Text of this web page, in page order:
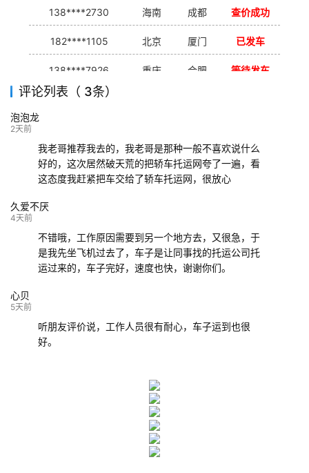
138****2730 海南 成都 查价成功
182****1105 北京 厦门 已发车
138****7926 重庆 合肥 等待发车
139****9233
评论列表（ 3条）
泡泡龙
2天前
我老哥推荐我去的，我老哥是那种一般不喜欢说什么
好的，这次居然破天荒的把轿车托运网夸了一遍，看
这态度我赶紧把车交给了轿车托运网，很放心
久爱不厌
4天前
不错哦，工作原因需要到另一个地方去，又很急，于
是我先坐飞机过去了，车子是让同事找的托运公司托
运过来的，车子完好，速度也快，谢谢你们。
心贝
5天前
听朋友评价说，工作人员很有耐心，车子运到也很
好。